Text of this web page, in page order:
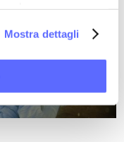
Mostra dettagli